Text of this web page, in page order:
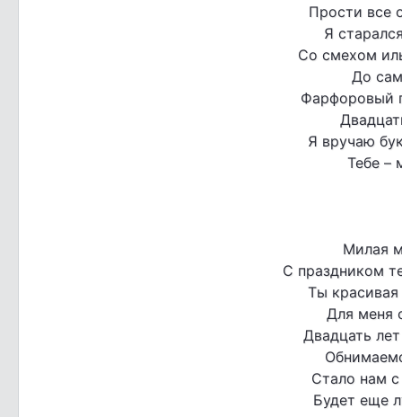
Прости все
Я
Со смехом
До
Фарфоровый
Я вручаю
Тебе –
Милая
С праздником
Ты
Для меня
Двадцать
Стало нам
Будет еще